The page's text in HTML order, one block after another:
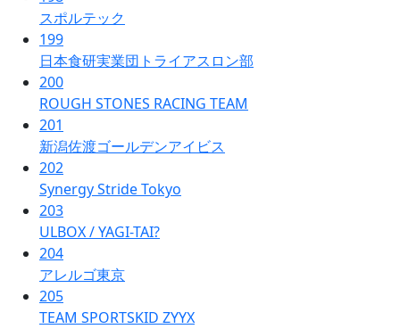
スポルテック
199
日本食研実業団トライアスロン部
200
ROUGH STONES RACING TEAM
201
新潟佐渡ゴールデンアイビス
202
Synergy Stride Tokyo
203
ULBOX / YAGI-TAI?
204
アレルゴ東京
205
TEAM SPORTSKID ZYYX